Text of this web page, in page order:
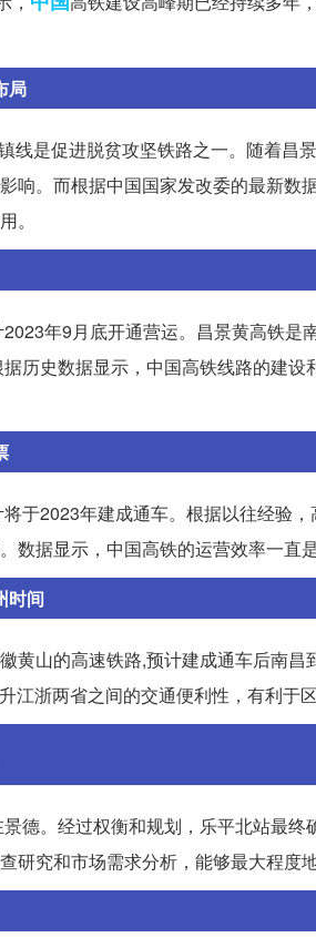
局
线是促进脱贫攻坚铁路之一。随着昌
响。而根据中国国家发改委的最新
。
年9月底开通营运。昌景黄高铁
历史数据显示，中国高铁线路的建
于2023年建成通车。根据以往经验
数据显示，中国高铁的运营效率一直
时间
黄山的高速铁路,预计建成通车后南
江浙两省之间的交通便利性，有利于
德。经过权衡和规划，乐平北站最
研究和市场需求分析，能够最大程度